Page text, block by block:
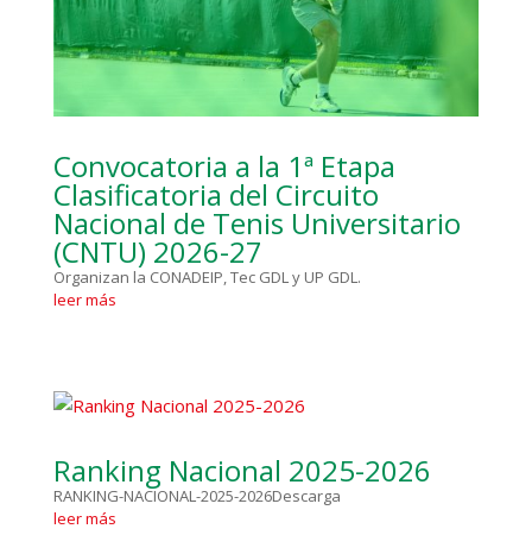
Convocatoria a la 1ª Etapa
Clasificatoria del Circuito
Nacional de Tenis Universitario
(CNTU) 2026-27
Organizan la CONADEIP, Tec GDL y UP GDL.
leer más
Ranking Nacional 2025-2026
RANKING-NACIONAL-2025-2026Descarga
leer más